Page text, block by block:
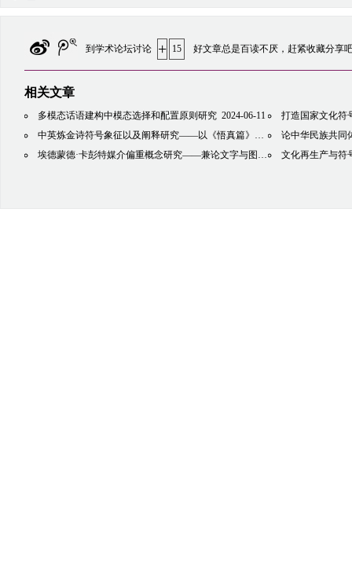
到学术论坛讨论 + 15 好文章总是百读不厌，赶紧收藏分享
相关文章
多模态话语建构中模态选择和配置原则研究 2024-06-11
中英炼金诗符号象征以及阐释研究——以《悟真篇》与《十二道门》为例
埃德蒙德·卡彭特媒介偏重概念研究——兼论文字与图像的媒介偏重
2024-
打造国家文化符号
论中华民族共同
文化再生产与符号